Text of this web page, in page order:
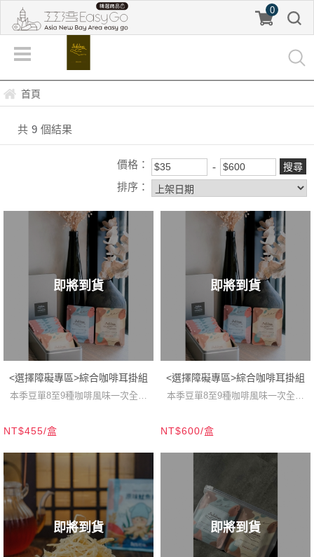
0
首頁
共 9 個結果
價格：
排序：
即將到貨
<選擇障礙專區>綜合咖啡耳掛組
本季豆單8至9種咖啡風味一次全喝
NT$455/盒
即將到貨
<選擇障礙專區>綜合咖啡耳掛組
本季豆單8至9種咖啡風味一次全喝
NT$600/盒
即將到貨 即將到貨